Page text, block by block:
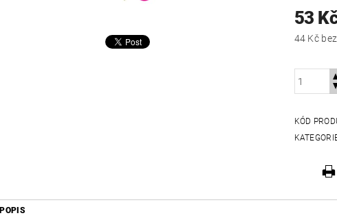
53
44
KÓD
POPIS